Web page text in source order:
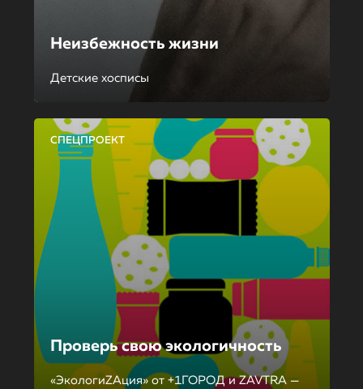
Неизбежность жизни
Детские хосписы
СПЕЦПРОЕКТ
Проверь свою экологичность
«ЭкологиZAция» от +1ГОРОД и ZAVTRA —